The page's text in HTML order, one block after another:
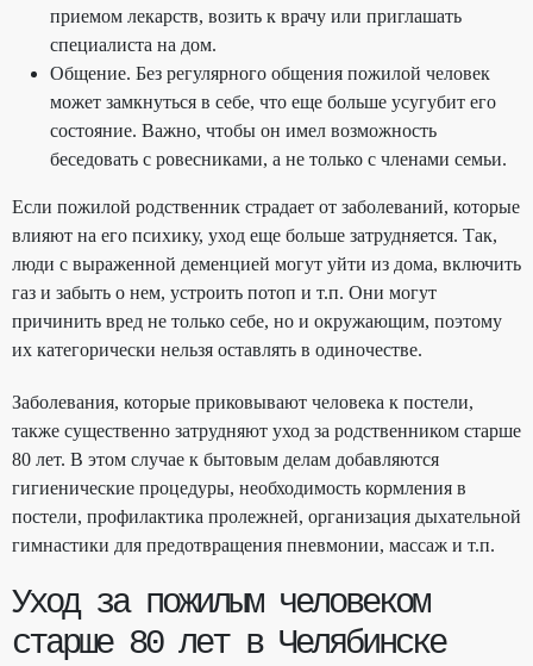
приемом лекарств, возить к врачу или приглашать
специалиста на дом.
Общение. Без регулярного общения пожилой человек
может замкнуться в себе, что еще больше усугубит его
состояние. Важно, чтобы он имел возможность
беседовать с ровесниками, а не только с членами семьи.
Если пожилой родственник страдает от заболеваний, которые
влияют на его психику, уход еще больше затрудняется. Так,
люди с выраженной деменцией могут уйти из дома, включить
газ и забыть о нем, устроить потоп и т.п. Они могут
причинить вред не только себе, но и окружающим, поэтому
их категорически нельзя оставлять в одиночестве.
Заболевания, которые приковывают человека к постели,
также существенно затрудняют уход за родственником старше
80 лет. В этом случае к бытовым делам добавляются
гигиенические процедуры, необходимость кормления в
постели, профилактика пролежней, организация дыхательной
гимнастики для предотвращения пневмонии, массаж и т.п.
Уход за пожилым человеком
старше 80 лет в Челябинске